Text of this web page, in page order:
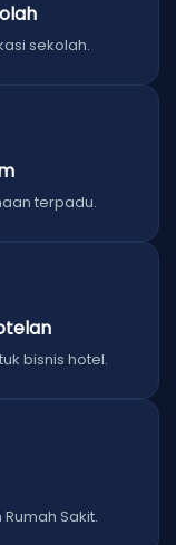
sekolah.
terpadu.
bisnis hotel.
Sakit.